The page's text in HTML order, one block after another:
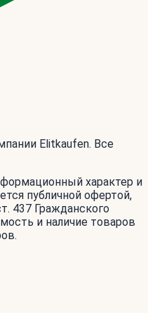
Elitkaufen. Все
характер и
публичной офертой,
437 Гражданского
и наличие товаров